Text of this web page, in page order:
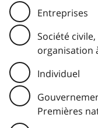
Entreprises
Société
organisation
Individuel
Premières